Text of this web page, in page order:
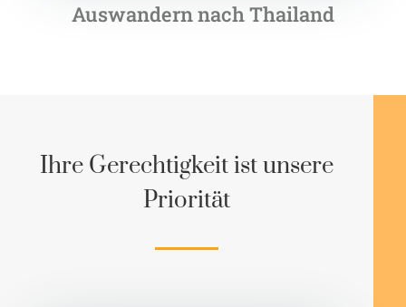
Auswandern nach Thailand
Ihre Gerechtigkeit ist unsere
Priorität